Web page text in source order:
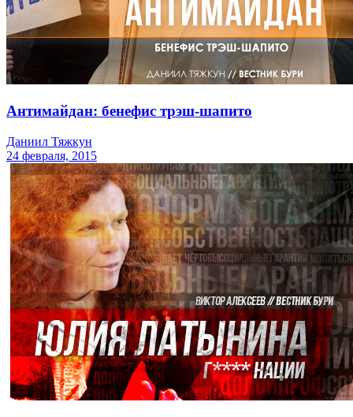
Антимайдан: бенефис трэш-шапито
Даниил Тяжкун
24 февраля, 2015